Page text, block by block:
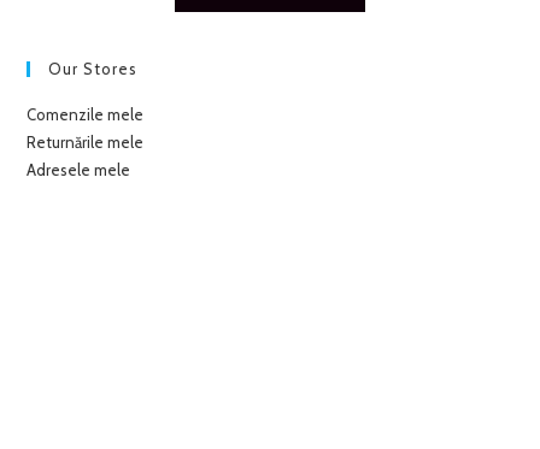
Our Stores
Comenzile mele
Returnările mele
Adresele mele